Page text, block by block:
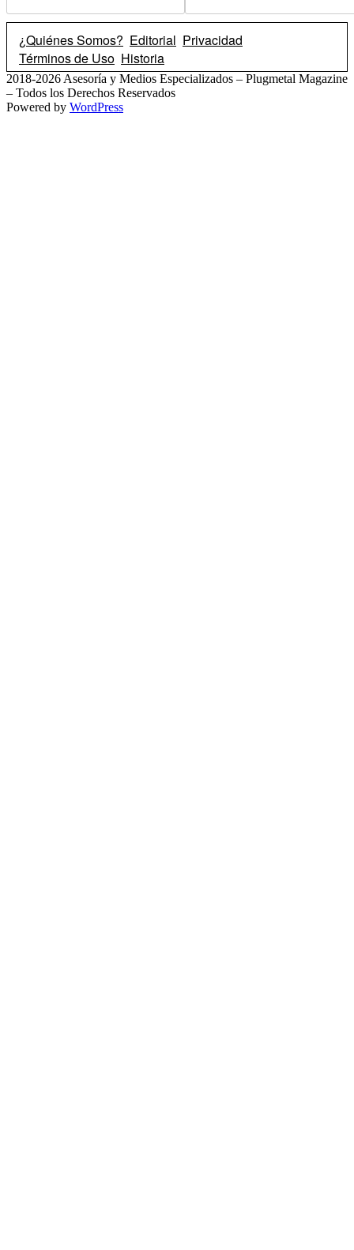
¿Quiénes Somos? Editorial Privacidad
Términos de Uso Historia
2018-2026 Asesoría y Medios Especializados – Plugmetal Magazine
– Todos los Derechos Reservados
Powered by WordPress